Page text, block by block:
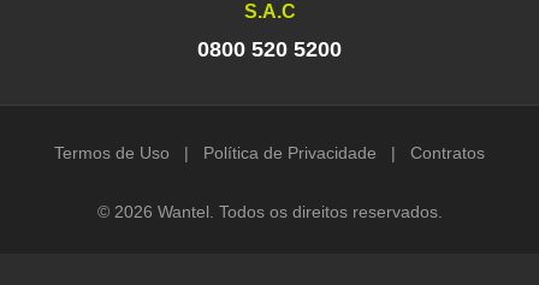
S.A.C
0800 520 5200
Termos de Uso | Política de Privacidade | Contratos
© 2026 Wantel. Todos os direitos reservados.